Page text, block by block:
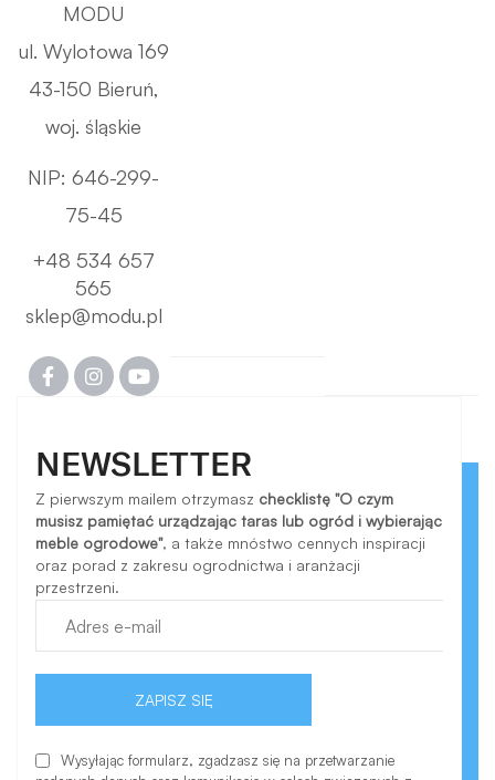
MODU
ul. Wylotowa 169
43-150 Bieruń,
woj. śląskie
NIP: 646-299-
75-45
+48 534 657
565
sklep@modu.pl
NEWSLETTER
Z pierwszym mailem otrzymasz checklistę "O czym
musisz pamiętać urządzając taras lub ogród i wybierając
meble ogrodowe", a także mnóstwo cennych inspiracji
oraz porad z zakresu ogrodnictwa i aranżacji
przestrzeni.
Wysyłając formularz, zgadzasz się na przetwarzanie
ZAPISZ SIĘ